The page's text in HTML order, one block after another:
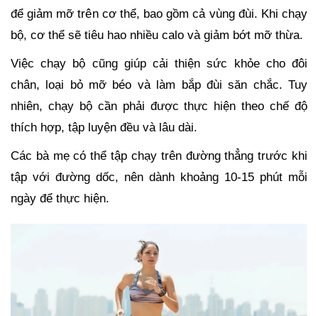
để giảm mỡ trên cơ thể, bao gồm cả vùng đùi. Khi chạy
bộ, cơ thể sẽ tiêu hao nhiều calo và giảm bớt mỡ thừa.
Việc chạy bộ cũng giúp cải thiện sức khỏe cho đôi
chân, loại bỏ mỡ béo và làm bắp đùi săn chắc. Tuy
nhiên, chạy bộ cần phải được thực hiện theo chế độ
thích hợp, tập luyện đều và lâu dài.
Các bà mẹ có thể tập chạy trên đường thẳng trước khi
tập với đường dốc, nên dành khoảng 10-15 phút mỗi
ngày để thực hiện.